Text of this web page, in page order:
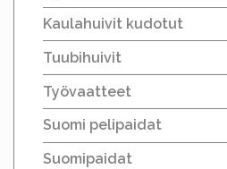
Kaulahuivit kudotut
Tuubihuivit
Työvaatteet
Suomi pelipaidat
Suomipaidat